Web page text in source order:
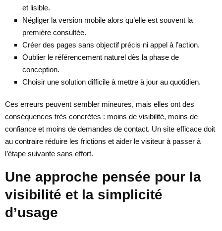
et lisible.
Négliger la version mobile alors qu’elle est souvent la
première consultée.
Créer des pages sans objectif précis ni appel à l’action.
Oublier le référencement naturel dès la phase de
conception.
Choisir une solution difficile à mettre à jour au quotidien.
Ces erreurs peuvent sembler mineures, mais elles ont des
conséquences très concrètes : moins de visibilité, moins de
confiance et moins de demandes de contact. Un site efficace doit
au contraire réduire les frictions et aider le visiteur à passer à
l’étape suivante sans effort.
Une approche pensée pour la
visibilité et la simplicité
d’usage